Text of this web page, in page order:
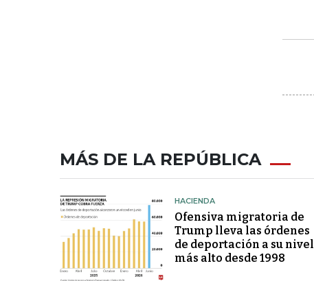
MÁS DE LA REPÚBLICA
HACIENDA
Ofensiva migratoria de
Trump lleva las órdenes
de deportación a su nivel
más alto desde 1998